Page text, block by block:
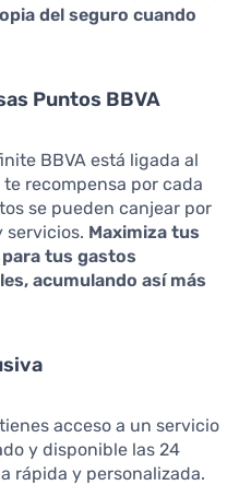
del seguro cuando
Puntos BBVA
BBVA está ligada al
recompensa por cada
se pueden canjear por
servicios. Maximiza tus
tus gastos
acumulando así más
acceso a un servicio
y disponible las 24
rápida y personalizada.